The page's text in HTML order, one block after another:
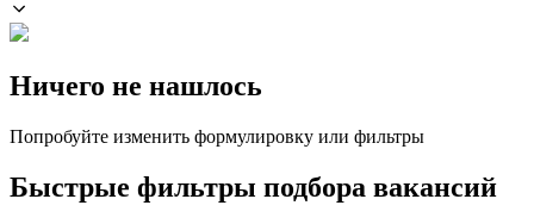
Ничего не нашлось
Попробуйте изменить формулировку или фильтры
Быстрые фильтры подбора вакансий